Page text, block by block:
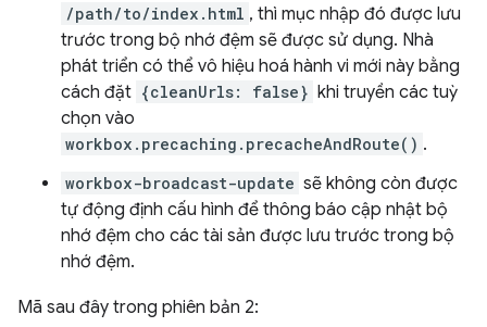
/path/to/index.html , thì mục nhập đó được lưu
trước trong bộ nhớ đệm sẽ được sử dụng. Nhà
phát triển có thể vô hiệu hoá hành vi mới này bằng
cách đặt {cleanUrls: false} khi truyền các tuỳ
chọn vào
workbox.precaching.precacheAndRoute() .
workbox-broadcast-update sẽ không còn được
tự động định cấu hình để thông báo cập nhật bộ
nhớ đệm cho các tài sản được lưu trước trong bộ
nhớ đệm.
Mã sau đây trong phiên bản 2: